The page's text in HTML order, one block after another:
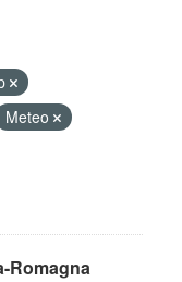
Meteo
Romagna